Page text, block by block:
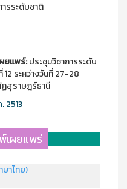
ารระดับชาติ
ยแพร์:ประชุมวิชาการระดับ
ระหว่างวันที่ 27-28
สุราษฎร์ธานี
2513
เผยแพร่
าไทย)